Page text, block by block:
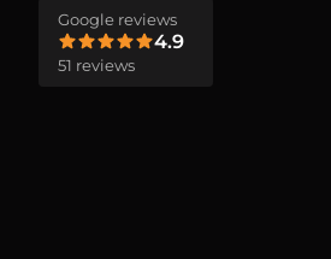
Google reviews
4.9
51 reviews